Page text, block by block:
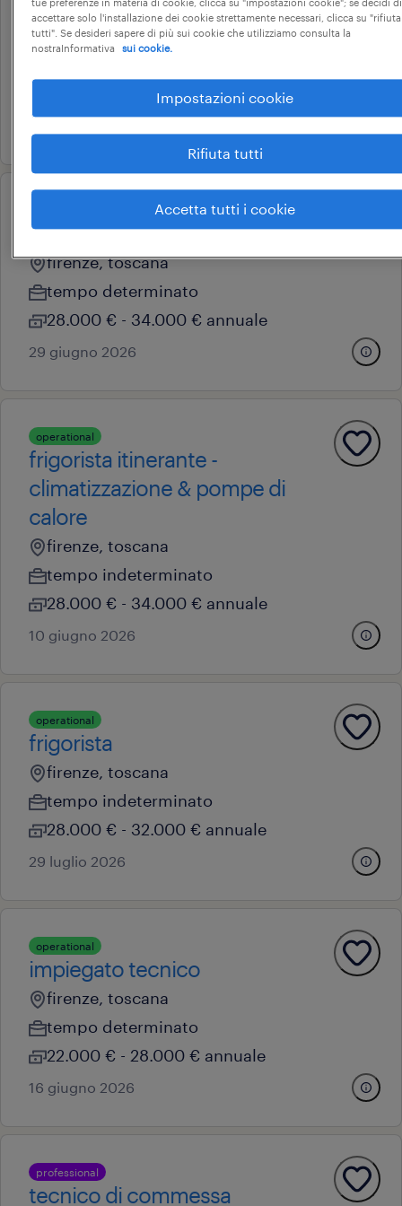
di facility management
firenze, toscana
22.000 € - 28.000 € annuale
material specialist
firenze, toscana
tempo determinato
28.000 € - 34.000 € annuale
29 giugno 2026
operational
frigorista itinerante -
climatizzazione & pompe di
calore
firenze, toscana
tempo indeterminato
28.000 € - 34.000 € annuale
10 giugno 2026
operational
frigorista
firenze, toscana
tempo indeterminato
28.000 € - 32.000 € annuale
29 luglio 2026
operational
impiegato tecnico
firenze, toscana
tempo determinato
22.000 € - 28.000 € annuale
16 giugno 2026
professional
tecnico di commessa
accettare solo l'installazione dei cookie strettamente necessari, clicca su "rifiuta
tutti". Se desideri sapere di più sui cookie che utilizziamo consulta la
nostraInformativa
sui cookie.
Impostazioni cookie
Rifiuta tutti
Accetta tutti i cookie